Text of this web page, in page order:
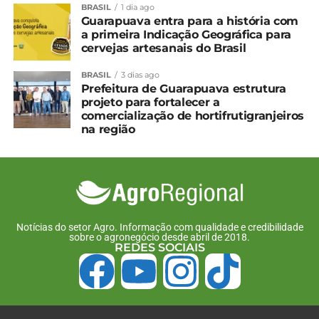
Em "Paraná"
Bombeiros procuram por
criança arrastada pela
enxurrada em General
Carneiro
7 de novembro, 2024
Em "Paraná"
TÓPICOS RELACIONADOS:
Paraná projeta safra de mandioca em 4,2
NÃO PERCA
Cotação agrícola para a região de
Guarapuava e Irati
BRASIL 1 dia ago
Guarapuava entra para a história com
a primeira Indicação Geográfica para
cervejas artesanais do Brasil
BRASIL 3 dias ago
Prefeitura de Guarapuava estrutura
projeto para fortalecer a
comercialização de hortifrutigranjeiros
na região
Notícias do setor Agro. Informação com qualidade e credibilidade
sobre o agronegócio desde abril de 2018.
REDES SOCIAIS